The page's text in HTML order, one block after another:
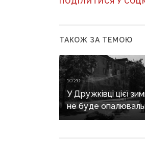
ТАКОЖ ЗА ТЕМОЮ
10:20
У Дружківці цієї
не буде
сезону: фронт